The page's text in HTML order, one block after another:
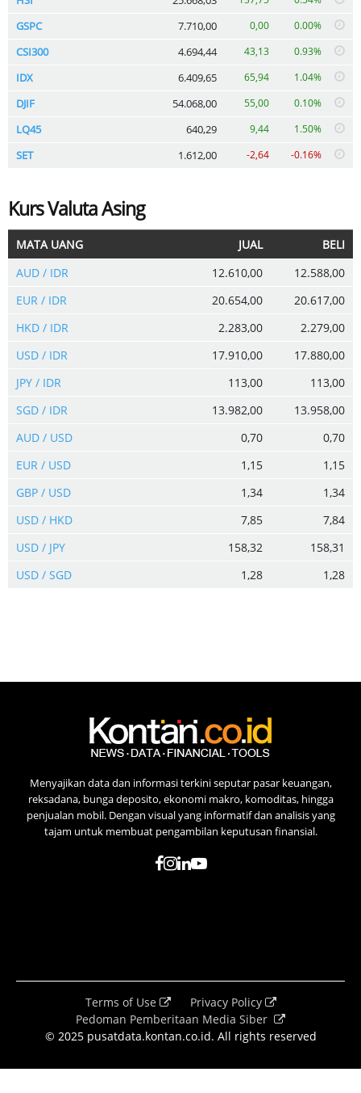
GSPC 7.710,00 0,00 0.00%
CSI300 4.694,44 43,13 0.93%
IDX 6.409,65 65,94 1.04%
DJIF 54.068,00 55,00 0.10%
LQ45 640,29 9,44 1.50%
SET 1.612,00 -2,64 -0.16%
Kurs Valuta Asing
MATA UANG JUAL
BELI
AUD / IDR
12.610,00
12.588,00
EUR / IDR
20.654,00
20.617,00
HKD / IDR
2.283,00
2.279,00
USD / IDR
17.910,00
17.880,00
JPY / IDR
113,00
113,00
SGD / IDR
13.982,00
13.958,00
AUD / USD
0,70
0,70
EUR / USD
1,15
1,15
GBP / USD
1,34
1,34
USD / HKD
7,85
7,84
USD / JPY
158,32
158,31
USD / SGD
1,28 1,28
Menyajikan data dan informasi terkini seputar pasar keuangan,
reksadana, bunga deposito, ekonomi makro, komoditas, hingga
penjualan mobil. Dengan visual yang informatif dan analisis yang
tajam untuk membuat pengambilan keputusan finansial.
Terms of Use
Privacy Policy
Pedoman Pemberitaan Media Siber
© 2025 pusatdata.kontan.co.id. All rights reserved